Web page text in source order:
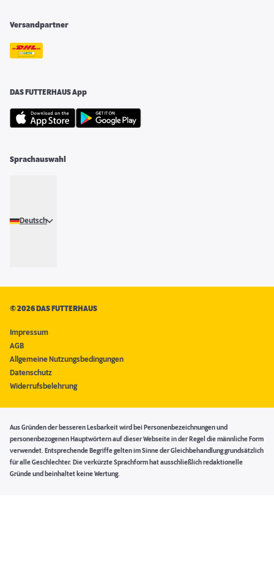
Versandpartner
DAS FUTTERHAUS App
Sprachauswahl
Deutsch
©2026 DAS FUTTERHAUS
Impressum
AGB
Allgemeine Nutzungsbedingungen
Datenschutz
Widerrufsbelehrung
Aus Gründen der besseren Lesbarkeit wird bei Personenbezeichnungen und
personenbezogenen Hauptwörtern auf dieser Webseite in der Regel die männliche Form
verwendet. Entsprechende Begriffe gelten im Sinne der Gleichbehandlung grundsätzlich
für alle Geschlechter. Die verkürzte Sprachform hat ausschließlich redaktionelle
Gründe und beinhaltet keine Wertung.